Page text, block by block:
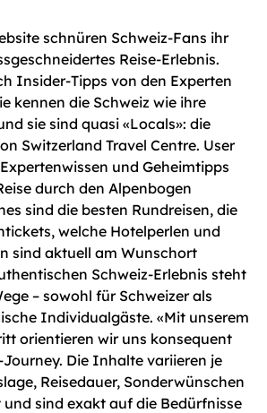
schnüren Schweiz-Fans ihr
Reise-Erlebnis.
Insider-Tipps von den Experten
kennen die Schweiz wie ihre
sie sind quasi «Locals»: die
Switzerland Travel Centre. User
und Geheimtipps
durch den Alpenbogen
sind die besten Rundreisen, die
welche Hotelperlen und
sind aktuell am Wunschort
Schweiz-Erlebnis steht
– sowohl für Schweizer als
Individualgäste. «Mit unserem
orientieren wir uns konsequent
Die Inhalte variieren je
Reisedauer, Sonderwünschen
sind exakt auf die Bedürfnisse